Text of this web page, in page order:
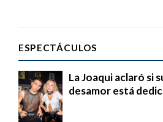
ESPECTÁCULOS
La Joaqui aclaró si
desamor está